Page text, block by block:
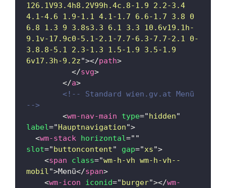
126.1V93.4h8.2V99h.4c.8-1.9 2.2-3.4
4.1-4.6 1.9-1.1 4.1-1.7 6.6-1.7 3.8 0
6.8 1.3 9 3.8s3.3 6.1 3.3 10.6v19.1h-
9.1v-17.9c0-5.1-2.1-7.7-6.3-7.7-2.1 0-
3.8.8-5.1 2.3-1.3 1.5-1.9 3.5-1.9
6v17.3h-9.2z"></path>
</svg>
</a>
<!-- Standard wien.gv.at Menü
-->
<wm-nav-main type="hidden"
label="Hauptnavigation">
<wm-stack horizontal=" "
slot="buttoncontent" gap="xs">
<span class="wm-h-vh wm-h-vh--
mobil">Menü</span>
<wm-icon iconid="burger"></wm-